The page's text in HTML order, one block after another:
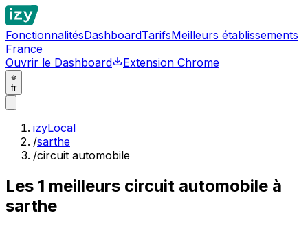
FonctionnalitésDashboardTarifsMeilleurs établissements
France
Ouvrir le Dashboard
Extension Chrome
fr
izyLocal
/sarthe
/circuit automobile
Les 1 meilleurs circuit automobile à
sarthe